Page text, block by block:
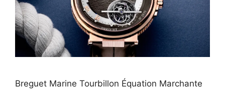
Breguet Marine Tourbillon Équation Marchante